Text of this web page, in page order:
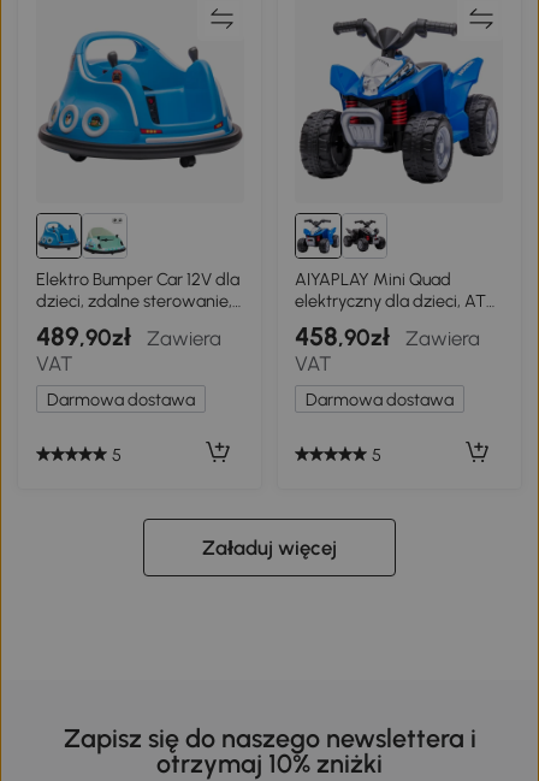
Elektro Bumper Car 12V dla
dzieci, zdalne sterowanie,
Niebieski
489,90zł
Zawiera
VAT
Darmowa dostawa
5
AIYAPLAY Mini Quad
elektryczny dla dzieci, ATV,
czarny, od 18 m.
458,90zł
Zawiera
VAT
Darmowa dostawa
5
Załaduj więcej
Zapisz się do naszego newslettera i
otrzymaj 10% zniżki